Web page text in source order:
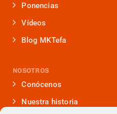
Ponencias
Vídeos
Blog MKTefa
NOSOTROS
Conócenos
Nuestra historia